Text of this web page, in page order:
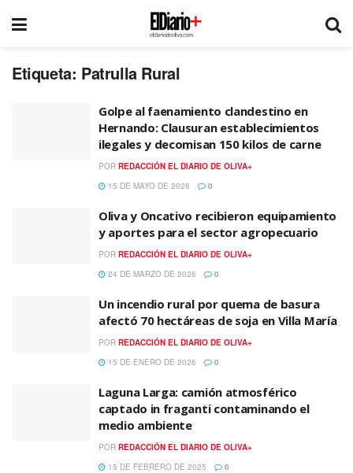
Etiqueta: Patrulla Rural
Golpe al faenamiento clandestino en
Hernando: Clausuran establecimientos
ilegales y decomisan 150 kilos de carne
POR REDACCIÓN EL DIARIO DE OLIVA+
15 DE MAYO DE 2026
0
Oliva y Oncativo recibieron equipamiento
y aportes para el sector agropecuario
POR REDACCIÓN EL DIARIO DE OLIVA+
24 DE MARZO DE 2026
0
Un incendio rural por quema de basura
afectó 70 hectáreas de soja en Villa María
POR REDACCIÓN EL DIARIO DE OLIVA+
15 DE ENERO DE 2026
0
Laguna Larga: camión atmosférico
captado in fraganti contaminando el
medio ambiente
POR REDACCIÓN EL DIARIO DE OLIVA+
15 DE FEBRERO DE 2025
0